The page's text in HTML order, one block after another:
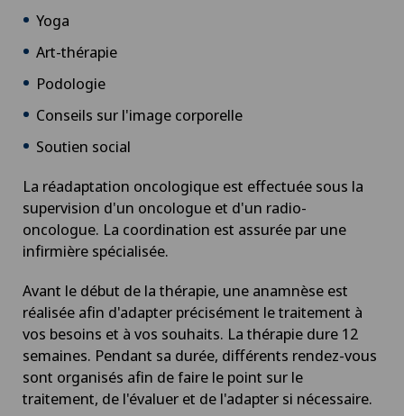
Yoga
Art-thérapie
Podologie
Conseils sur l'image corporelle
Soutien social
La réadaptation oncologique est effectuée sous la
supervision d'un oncologue et d'un radio-
oncologue. La coordination est assurée par une
infirmière spécialisée.
Avant le début de la thérapie, une anamnèse est
réalisée afin d'adapter précisément le traitement à
vos besoins et à vos souhaits. La thérapie dure 12
semaines. Pendant sa durée, différents rendez-vous
sont organisés afin de faire le point sur le
traitement, de l'évaluer et de l'adapter si nécessaire.